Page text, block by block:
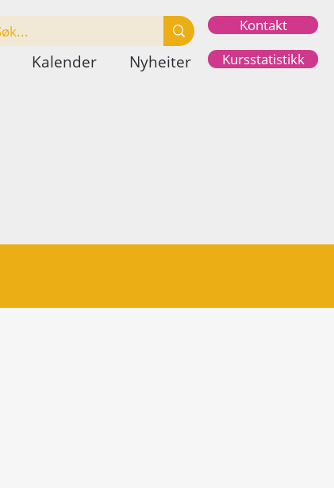
Kontakt
Kursstatistikk
Kalender Nyheiter